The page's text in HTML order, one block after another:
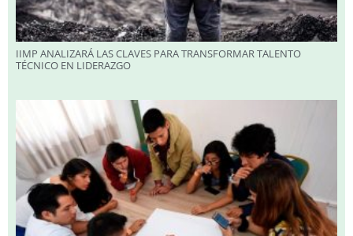
IIMP ANALIZARÁ LAS CLAVES PARA TRANSFORMAR TALENTO
TÉCNICO EN LIDERAZGO